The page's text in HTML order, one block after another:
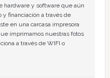
hardware y software que aún
y financiación a través de
en una carcasa impresora
imprimamos nuestras fotos
a través de WIFI o